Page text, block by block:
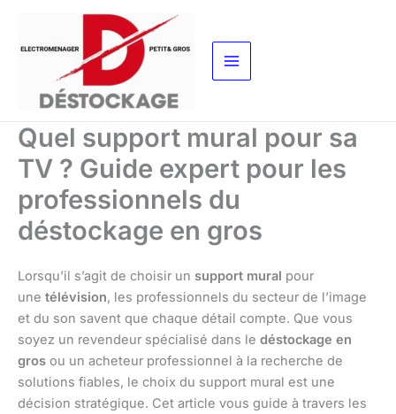
contenu
Quel support mural pour sa
TV ? Guide expert pour les
professionnels du
déstockage en gros
Lorsqu’il s’agit de choisir un support mural pour
une télévision, les professionnels du secteur de l’image
et du son savent que chaque détail compte. Que vous
soyez un revendeur spécialisé dans le déstockage en
gros ou un acheteur professionnel à la recherche de
solutions fiables, le choix du support mural est une
décision stratégique. Cet article vous guide à travers les